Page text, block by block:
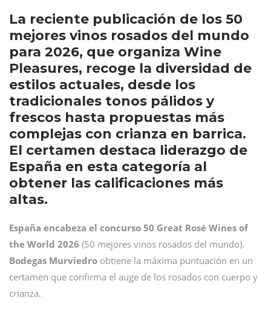
La reciente publicación de los 50
mejores vinos rosados del mundo
para 2026, que organiza Wine
Pleasures, recoge la diversidad de
estilos actuales, desde los
tradicionales tonos pálidos y
frescos hasta propuestas más
complejas con crianza en barrica.
El certamen destaca liderazgo de
España en esta categoría al
obtener las calificaciones más
altas.
España encabeza el concurso 50 Great Rosé Wines of
the World 2026 (50 mejores vinos rosados del mundo).
Bodegas Murviedro obtiene la máxima puntuación en un
certamen que confirma el auge de los rosados con cuerpo y
crianza.